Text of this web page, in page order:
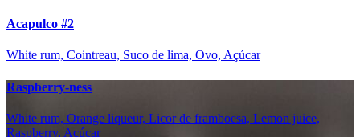
Acapulco #2
White rum, Cointreau, Suco de lima, Ovo, Açúcar
Raspberry-ness
White rum, Orange liqueur, Licor de framboesa, Lemon juice,
Raspberry, Açúcar